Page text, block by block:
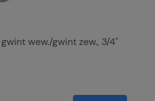
wew./gwint zew., 3/4"